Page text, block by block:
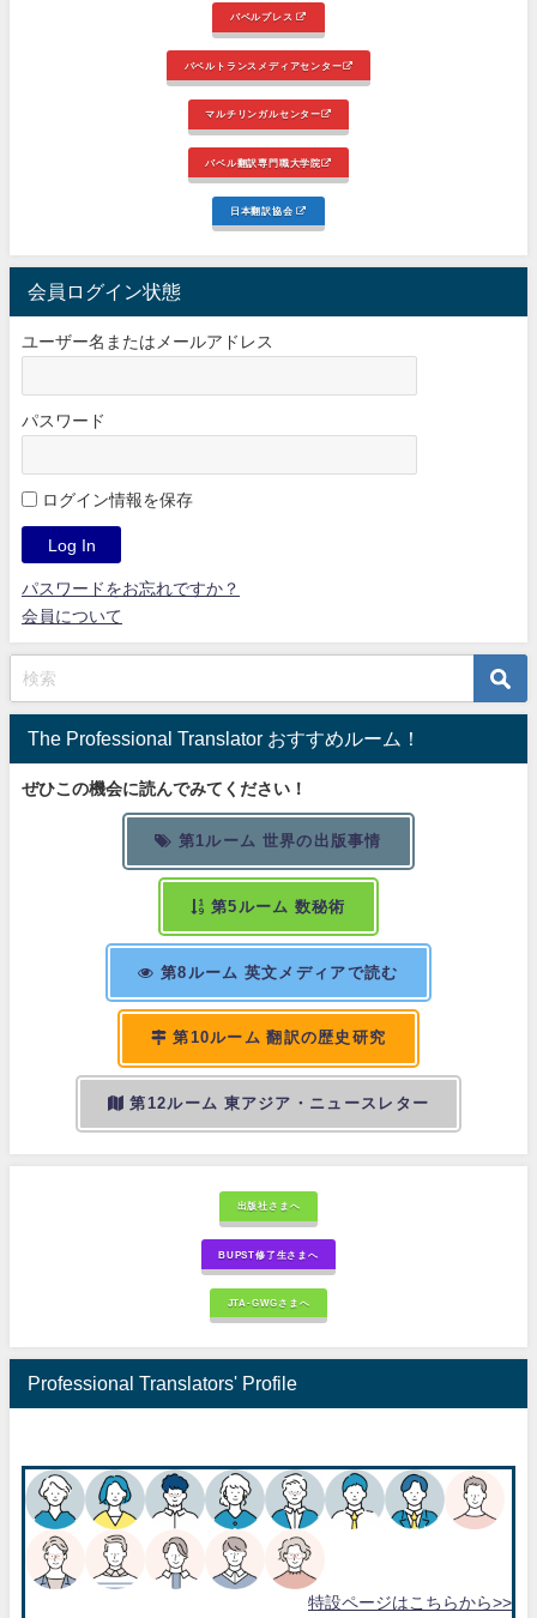
バベルプレス
バベルトランスメディアセンター
マルチリンガルセンター
バベル翻訳専門職大学院
日本翻訳協会
会員ログイン状態
ユーザー名またはメールアドレス
パスワード
ログイン情報を保存
パスワードをお忘れですか？
会員について
The Professional Translator おすすめルーム！
ぜひこの機会に読んでみてください！
第1ルーム 世界の出版事情
第5ルーム 数秘術
第8ルーム 英文メディアで読む
第10ルーム 翻訳の歴史研究
第12ルーム 東アジア・ニュースレター
出版社さまへ
BUPST修了生さまへ
JTA-GWGさまへ
Professional Translators' Profile
特設ページはこちらから>>